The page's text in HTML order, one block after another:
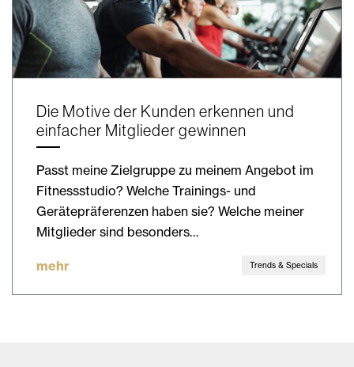
Die Motive der Kunden erkennen und
einfacher Mitglieder gewinnen
Passt meine Zielgruppe zu meinem Angebot im
Fitnessstudio? Welche Trainings- und
Gerätepräferenzen haben sie? Welche meiner
Mitglieder sind besonders…
mehr Trends & Specials